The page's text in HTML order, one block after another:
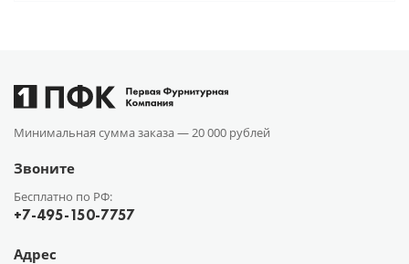
Минимальная сумма заказа — 20 000 рублей
Звоните
Бесплатно по РФ:
+7-495-150-7757
Адрес